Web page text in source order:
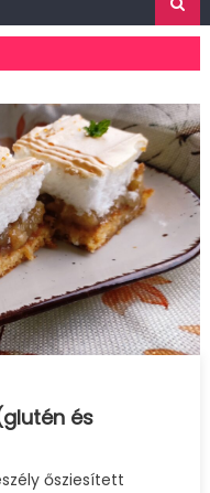
és
ősziesített